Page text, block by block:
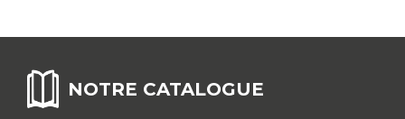
NOTRE CATALOGUE